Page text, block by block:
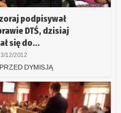
podpisywał
DTŚ, dzisiaj
się do...
12/2012
DYMISJĄ